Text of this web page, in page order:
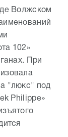
Волжском
102»
При
"люкс" под
Philippe»